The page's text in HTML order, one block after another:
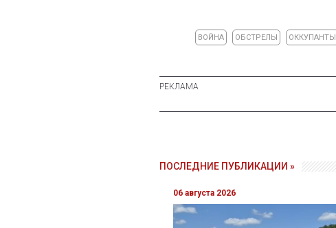
ВОЙНА ОБСТРЕЛЫ ОККУПАНТЫ
ПОСЛЕДНИЕ ПУБЛИКАЦИИ »
06 августа 2026